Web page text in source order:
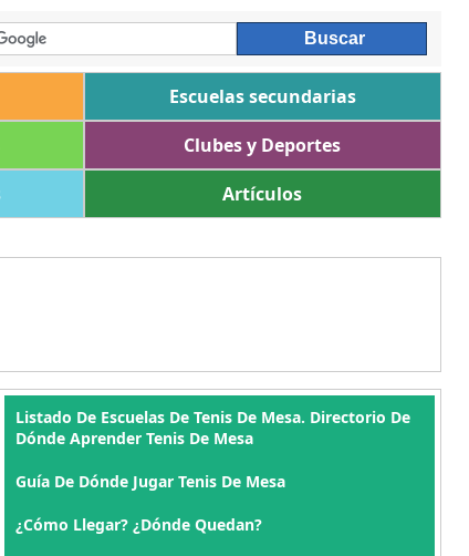
Escuelas secundarias
Clubes y Deportes
Artículos
Listado De Escuelas De Tenis De Mesa. Directorio De
Dónde Aprender Tenis De Mesa
Guía De Dónde Jugar Tenis De Mesa
¿Cómo Llegar? ¿Dónde Quedan?